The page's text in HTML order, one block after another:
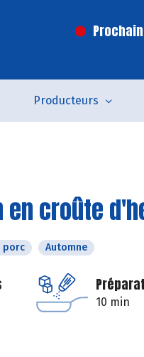
Producteurs
en croûte
porc Automne
10 min